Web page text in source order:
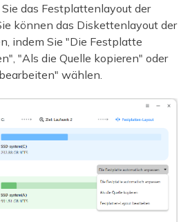
das Festplattenlayout der
können das Diskettenlayout der
indem Sie "Die Festplatte
"Als die Quelle kopieren" oder
wählen.